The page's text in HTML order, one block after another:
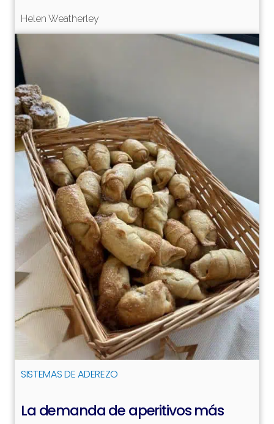
Helen Weatherley
SISTEMAS DE ADEREZO
La demanda de aperitivos más